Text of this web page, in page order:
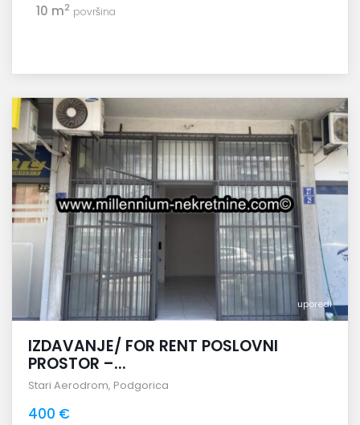
10 m2 površina
uporedi
IZDAVANJE/ FOR RENT POSLOVNI
PROSTOR –...
Stari Aerodrom, Podgorica
400 €